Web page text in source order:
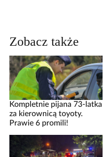
Zobacz także
Kompletnie pijana 73-latka
za kierownicą toyoty.
Prawie 6 promili!